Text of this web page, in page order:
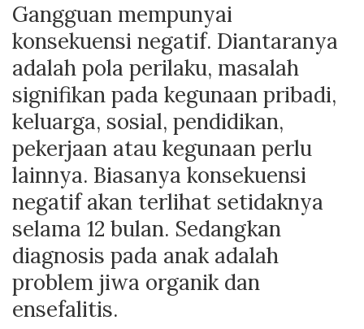
Gangguan mempunyai
konsekuensi negatif. Diantaranya
adalah pola perilaku, masalah
signifikan pada kegunaan pribadi,
keluarga, sosial, pendidikan,
pekerjaan atau kegunaan perlu
lainnya. Biasanya konsekuensi
negatif akan terlihat setidaknya
selama 12 bulan. Sedangkan
diagnosis pada anak adalah
problem jiwa organik dan
ensefalitis.